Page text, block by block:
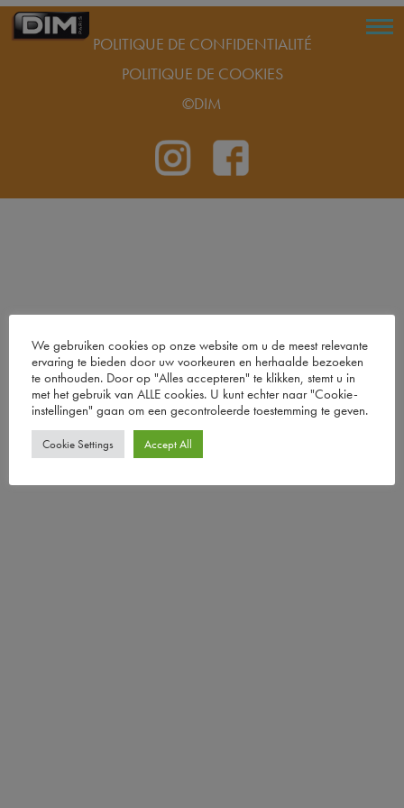
POLITIQUE DE CONFIDENTIALITÉ
POLITIQUE DE COOKIES
©DIM
We gebruiken cookies op onze website om u de meest relevante
ervaring te bieden door uw voorkeuren en herhaalde bezoeken
te onthouden. Door op "Alles accepteren" te klikken, stemt u in
met het gebruik van ALLE cookies. U kunt echter naar "Cookie-
instellingen" gaan om een ​​gecontroleerde toestemming te geven.
Cookie Settings Accept All